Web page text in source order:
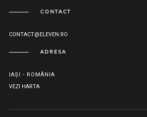
CONTACT
CONTACT@ELEVEN.RO
ADRESA
IAȘI - ROMÂNIA
VEZI HARTA